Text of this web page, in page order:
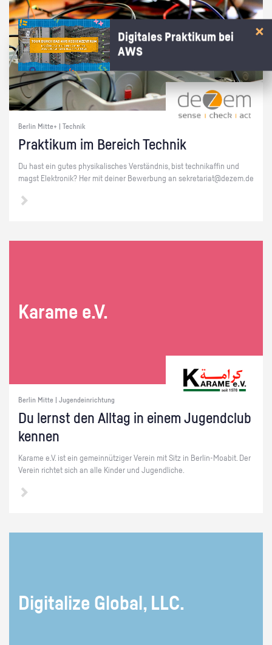
Berlin Mitte+ | Technik
Prak­ti­kum im Be­reich Tech­nik
Du hast ein gutes phy­si­ka­li­sches Ver­ständ­nis, bist tech­ni­kaf­fin und
magst Elek­tro­nik? Her mit dei­ner Be­wer­bung an se­kre­ta­ri­at@​dezem.​de
Ka­ra­me e.V.
Berlin Mitte | Jugendeinrichtung
Du lernst den All­tag in einem Ju­gend­club
ken­nen
Ka­ra­me e.V. ist ein ge­mein­nüt­zi­ger Ver­ein mit Sitz in Ber­lin-Moa­bit. Der
Ver­ein rich­tet sich an alle Kin­der und Ju­gend­li­che.
Di­gi­ta­li­ze Glo­bal, LLC.
Digitales Praktikum bei
AWS